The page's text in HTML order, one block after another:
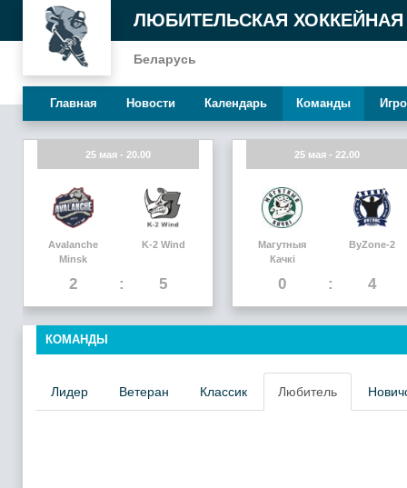
ЛЮБИТЕЛЬСКАЯ ХОККЕЙНАЯ
Беларусь
Главная Новости Календарь Команды
25 мая - 20.00
Avalanche
Minsk
2
K-2 Wind
5
25 мая - 22.00
Магутныя
Качкi
0
ByZone-2
4
КОМАНДЫ
Лидер Ветеран Классик Любитель